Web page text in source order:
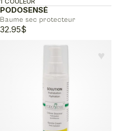
PODOSENSÉ
Baume sec protecteur
32.95$
♥︎